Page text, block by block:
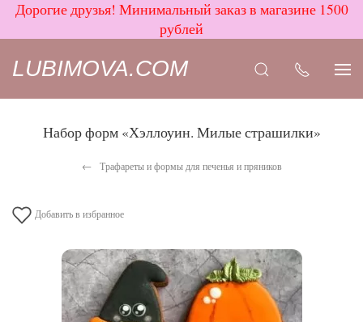
Дорогие друзья! Минимальный заказ в магазине 1500
рублей
LUBIMOVA.COM
Набор форм «Хэллоуин. Милые страшилки»
Трафареты и формы для печенья и пряников
Добавить в избранное